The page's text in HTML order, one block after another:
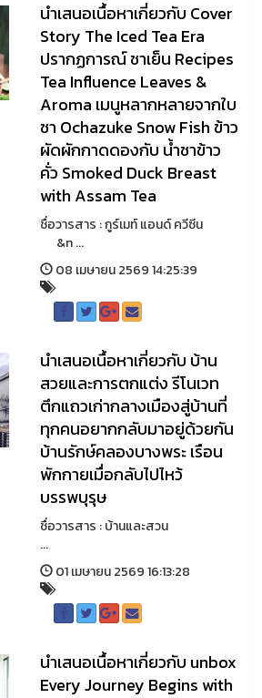
นำเสนอเนื้อหาเกี่ยวกับ Cover
Story The Iced Tea Era
ปรากฏการณ์ ชาเย็น Recipes
Tea Influence Leaves &
Aroma เมนูหลากหลายจากใบ
ชา Ochazuke Snow Fish ข้าว
ผัดผักกาดดองกับ นํ้าชาข้าว
คั่ว Smoked Duck Breast
with Assam Tea
ชื่อวารสาร : กูร์เมท์ แอนด์ ควีซีน
&n ...
08 เมษายน 2569 14:25:39
นำเสนอเนื้อหาเกี่ยวกับ บ้าน
สวยและการตกแต่ง รีโนเวท
ตึกแถวเก่ากลางเมืองสู่บ้านที่
ทุกคนอยากกลับมาอยู่ด้วยกัน
บ้านรักษ์คลองบางพระ เรือน
พักกายเมื่อกลับไปไหว้
บรรพบุรุษ
ชื่อวารสาร : บ้านและสวน
...
01 เมษายน 2569 16:13:28
นำเสนอเนื้อหาเกี่ยวกับ unbox
Every Journey Begins with